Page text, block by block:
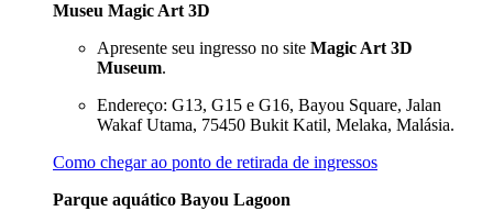
Museu Magic Art 3D
Apresente seu ingresso no site Magic Art 3D
Museum.
Endereço: G13, G15 e G16, Bayou Square, Jalan
Wakaf Utama, 75450 Bukit Katil, Melaka, Malásia.
Como chegar ao ponto de retirada de ingressos
Parque aquático Bayou Lagoon